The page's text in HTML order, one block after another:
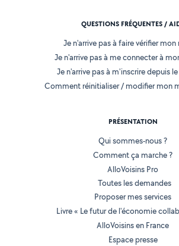
QUESTIONS FRÉQUENTES /
Je n'arrive pas à faire vérifier
Je n'arrive pas à me connecter à
Je n'arrive pas à m'inscrire depuis
Comment réinitialiser / modifier mon
PRÉSENTATION
Qui sommes-nous ?
Comment ça marche ?
AlloVoisins Pro
Toutes les demandes
Proposer mes services
Livre « Le futur de l'économie
AlloVoisins en France
Espace presse